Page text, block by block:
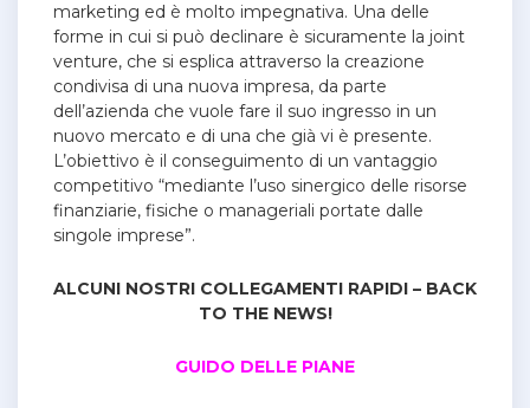
marketing ed è molto impegnativa. Una delle
forme in cui si può declinare è sicuramente la joint
venture, che si esplica attraverso la creazione
condivisa di una nuova impresa, da parte
dell’azienda che vuole fare il suo ingresso in un
nuovo mercato e di una che già vi è presente.
L’obiettivo è il conseguimento di un vantaggio
competitivo “mediante l’uso sinergico delle risorse
finanziarie, fisiche o manageriali portate dalle
singole imprese”.
ALCUNI NOSTRI COLLEGAMENTI RAPIDI – BACK
TO THE NEWS!
GUIDO DELLE PIANE